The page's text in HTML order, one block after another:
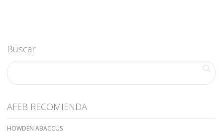
Buscar
AFEB RECOMIENDA
HOWDEN ABACCUS